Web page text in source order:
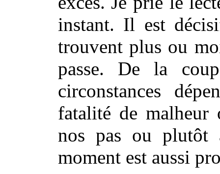
instant. Il est
trouvent plus ou
passe. De la
circonstances
fatalité de malheur
nos pas ou plutôt
moment est aussi